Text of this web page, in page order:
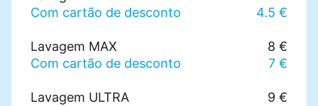
Com cartão de desconto
4.5 €
Lavagem MAX
8 €
Com cartão de desconto
7 €
Lavagem ULTRA
9 €